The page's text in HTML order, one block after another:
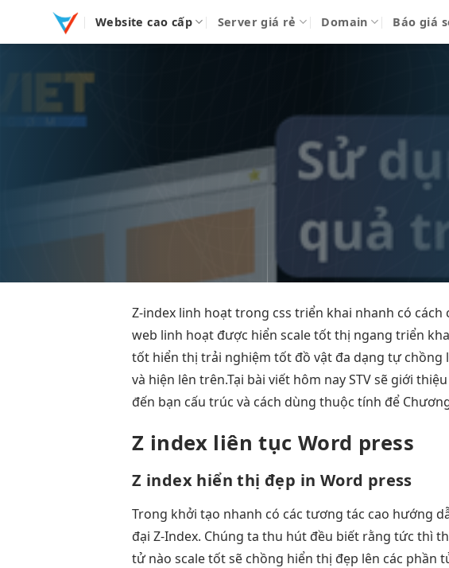
Website cao cấp Server giá rẻ Domain Báo giá
Z-index linh hoạttrong csstriển khai nhanh có cách
web linh hoạt được hiểnscale tốtthị ngangtriển
tốt hiển thịtrải nghiệm tốt đồ vật đa dạng tự chồng
và hiện lên trên.Tại bài viết hôm nay STV sẽ giới
đến bạn cấu trúc và cách dùng thuộc tính để
Z index liên tục Word press
Z index hiển thị đẹp in Word press
Trong khởi tạo nhanh có cáctương tác cao hướng
đại Z-Index. Chúng tathu hút đều biết rằngtức thì
tử nàoscale tốtsẽ chồng hiển thị đẹp lên các phần